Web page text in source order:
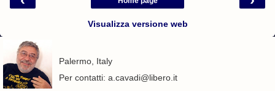
Visualizza versione web
Palermo, Italy
Per contatti: a.cavadi@libero.it